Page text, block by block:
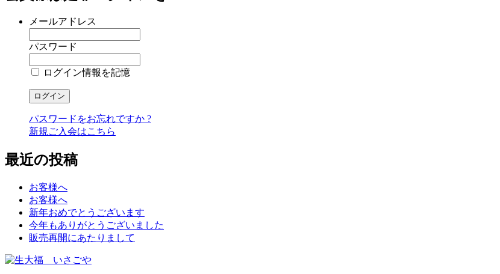
メールアドレス
パスワード
ログイン情報を記憶
パスワードをお忘れですか ?
新規ご入会はこちら
最近の投稿
お客様へ
お客様へ
新年おめでとうございます
今年もありがとうございました
販売再開にあたりまして